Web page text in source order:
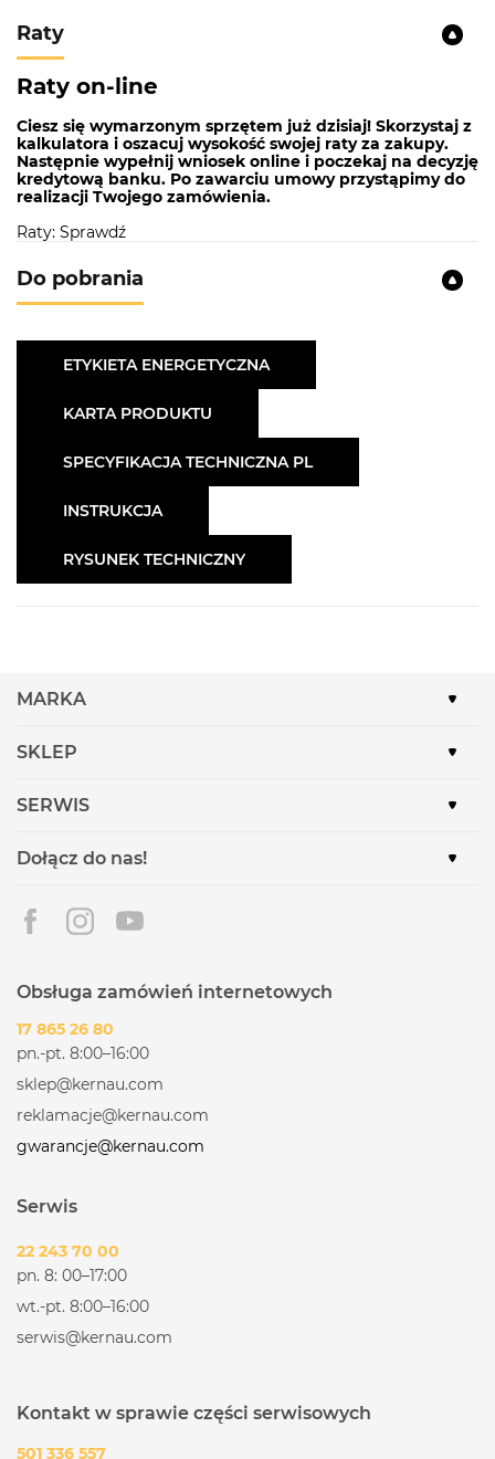
Raty
Raty on-line
Ciesz się wymarzonym sprzętem już dzisiaj! Skorzystaj z
kalkulatora i oszacuj wysokość swojej raty za zakupy.
Następnie wypełnij wniosek online i poczekaj na decyzję
kredytową banku. Po zawarciu umowy przystąpimy do
realizacji Twojego zamówienia.
Raty: Sprawdź
Do pobrania
ETYKIETA ENERGETYCZNA
KARTA PRODUKTU
SPECYFIKACJA TECHNICZNA PL
INSTRUKCJA
RYSUNEK TECHNICZNY
MARKA
SKLEP
SERWIS
Dołącz do nas!
Obsługa zamówień internetowych
17 865 26 80
pn.-pt. 8:00–16:00
sklep@kernau.com
reklamacje@kernau.com
gwarancje@kernau.com
Serwis
22 243 70 00
pn. 8: 00–17:00
wt.-pt. 8:00–16:00
serwis@kernau.com
Kontakt w sprawie części serwisowych
501 336 557